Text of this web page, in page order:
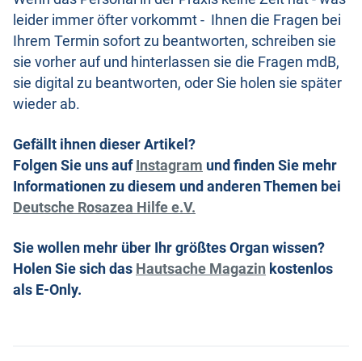
leider immer öfter vorkommt - Ihnen die Fragen bei
Ihrem Termin sofort zu beantworten, schreiben sie
sie vorher auf und hinterlassen sie die Fragen mdB,
sie digital zu beantworten, oder Sie holen sie später
wieder ab.
Gefällt ihnen dieser Artikel?
Folgen Sie uns auf Instagram und finden Sie mehr
Informationen zu diesem und anderen Themen bei
Deutsche Rosazea Hilfe e.V.
Sie wollen mehr über Ihr größtes Organ wissen?
Holen Sie sich das Hautsache Magazin kostenlos
als E-Only.